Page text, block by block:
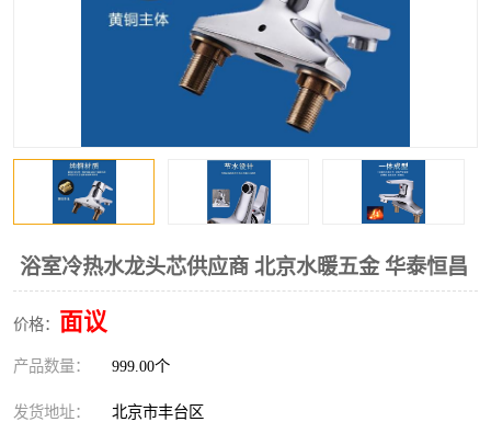
浴室冷热水龙头芯供应商 北京水暖五金 华泰恒昌
价格： 面议
产品数量： 999.00个
发货地址： 北京市丰台区